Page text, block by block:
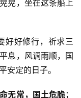
晃，坐在这条船上
好好修行，祈求三
息，风调雨顺，国
安定的日子。
无常，国土危脆；